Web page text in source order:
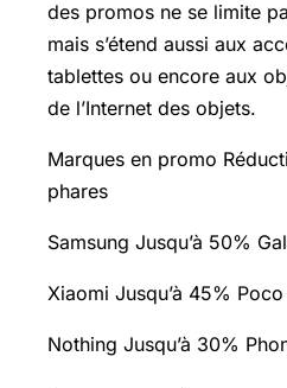
des promos ne se limite
mais s’étend aussi aux
tablettes ou encore aux
de l’Internet des objets.
Marques en promo
phares
Samsung Jusqu’à 50%
Xiaomi Jusqu’à 45%
Nothing Jusqu’à 30%